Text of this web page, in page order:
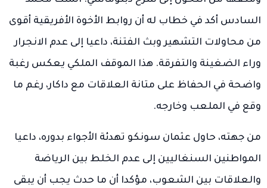
السادس أكد في خطاب له أن روابط الأخوة الأفريقية أقوى
من محاولات التشهير وبث الفتنة، داعيا إلى عدم الانجرار
وراء الضغينة والتفرقة. هذا الموقف الملكي يعكس رغبة
واضحة في الحفاظ على متانة العلاقات مع داكار، رغم ما
وقع في الملعب وخارجه.
من جهته، حاول عثمان سونكو تهدئة الأجواء بدوره، داعيا
المواطنين السنغاليين إلى عدم الخلط بين الرياضة
والعلاقات بين الشعوب، مؤكدا أن ما حدث يجب أن يبقى